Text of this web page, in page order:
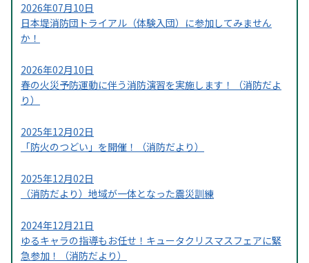
2026年07月10日
日本堤消防団トライアル（体験入団）に参加してみません
か！
2026年02月10日
春の火災予防運動に伴う消防演習を実施します！（消防だよ
り）
2025年12月02日
「防火のつどい」を開催！（消防だより）
2025年12月02日
（消防だより）地域が一体となった震災訓練
2024年12月21日
ゆるキャラの指導もお任せ！キュータクリスマスフェアに緊
急参加！（消防だより）